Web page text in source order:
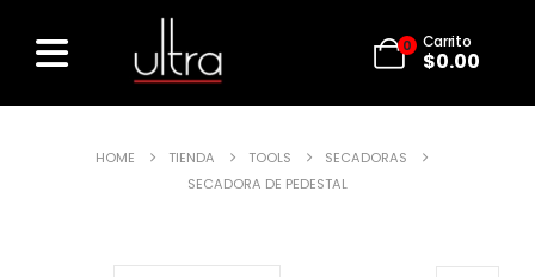
0 Carrito
$0.00
HOME TIENDA TOOLS
SECADORAS
SECADORA DE PEDESTAL